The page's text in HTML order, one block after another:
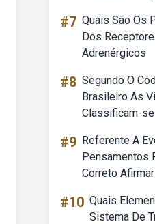
#7 Quais São Os
Dos
Adrenérgicos
#8 Segundo O
Brasileiro As
Classificam-se
#9 Referente A
Pensamentos
Correto
#10 Quais
Sistema De